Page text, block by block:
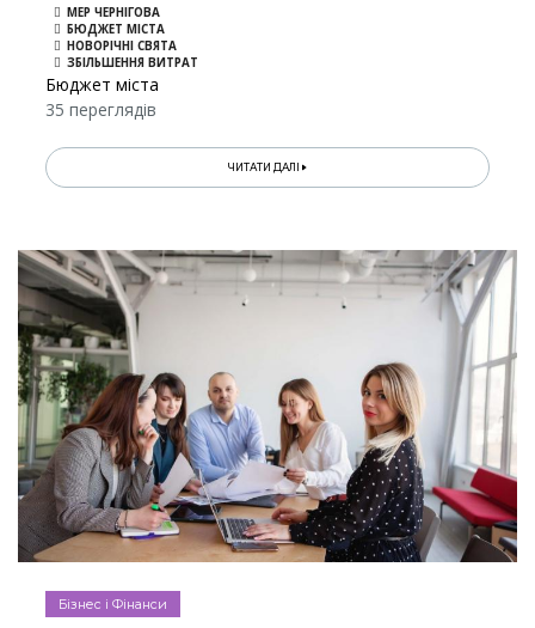
МЕР ЧЕРНІГОВА
БЮДЖЕТ МІСТА
НОВОРІЧНІ СВЯТА
ЗБІЛЬШЕННЯ ВИТРАТ
Бюджет міста
35 переглядів
ЧИТАТИ ДАЛІ
Бізнес і Фінанси